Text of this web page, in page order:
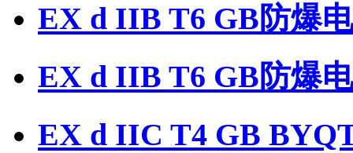
EX d IIB T6 GB防爆
EX d IIB T6 GB防爆
EX d IIC T4 GB